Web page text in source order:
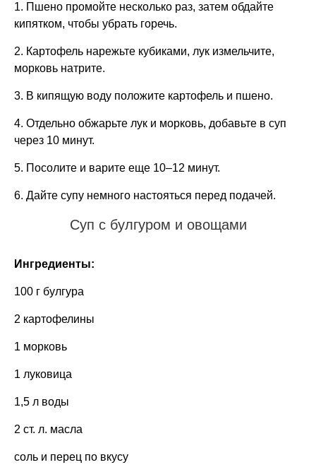
1. Пшено промойте несколько раз, затем обдайте
кипятком, чтобы убрать горечь.
2. Картофель нарежьте кубиками, лук измельчите,
морковь натрите.
3. В кипящую воду положите картофель и пшено.
4. Отдельно обжарьте лук и морковь, добавьте в суп
через 10 минут.
5. Посолите и варите еще 10–12 минут.
6. Дайте супу немного настояться перед подачей.
Суп с булгуром и овощами
Ингредиенты:
100 г булгура
2 картофелины
1 морковь
1 луковица
1,5 л воды
2 ст. л. масла
соль и перец по вкусу